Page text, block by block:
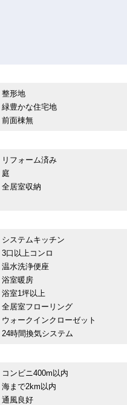
整形地
緑豊かな住宅地
前面棟無
リフォーム済み
庭
全居室収納
システムキッチン
3口以上コンロ
温水洗浄便座
浴室暖房
浴室1坪以上
全居室フローリング
ウォークインクローゼット
24時間換気システム
コンビニ400m以内
海まで2km以内
通風良好